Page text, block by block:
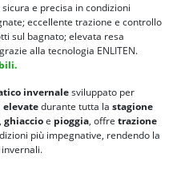
e precisa in condizioni
eccellente trazione e controllo
sul bagnato; elevata resa
alla tecnologia ENLITEN.
invernalesviluppato per
elevatedurante tutta la stagione
, ghiaccioe pioggia, offre trazione
più impegnative, rendendo la